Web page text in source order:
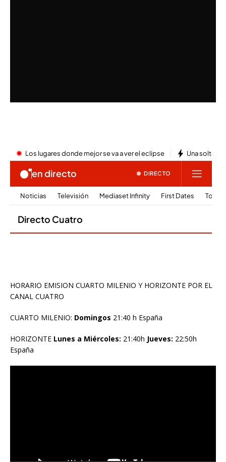
HORARIO EMISION CUARTO MILENIO Y HORIZONTE POR EL
CANAL CUATRO
CUARTO MILENIO: Domingos 21:40 h España
HORIZONTE Lunes a Miércoles: 21:40h Jueves: 22:50h
España